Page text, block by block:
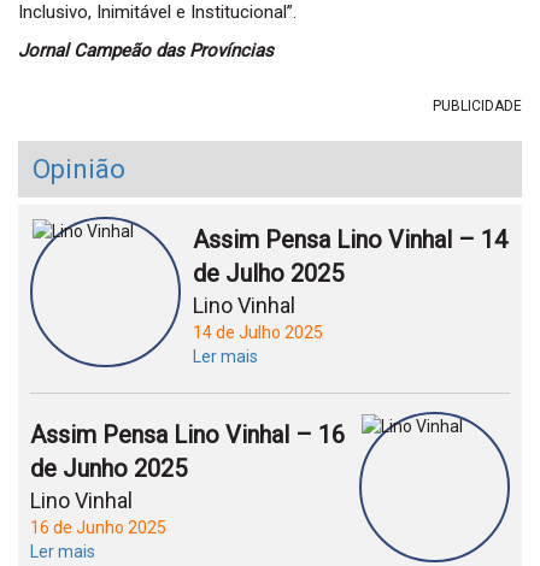
Inclusivo, Inimitável e Institucional”.
Jornal Campeão das Províncias
PUBLICIDADE
Opinião
Assim Pensa Lino Vinhal – 14
de Julho 2025
Lino Vinhal
14 de Julho 2025
Ler mais
Assim Pensa Lino Vinhal – 16
de Junho 2025
Lino Vinhal
16 de Junho 2025
Ler mais